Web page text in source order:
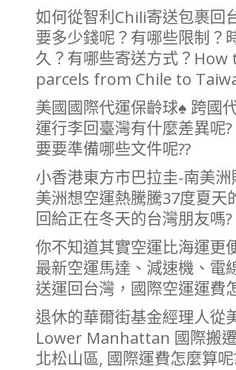
如何從智利Chili寄送包裹回
要多少錢呢？有哪些限制？
久？有哪些寄送方式？How
parcels from Chile to
美國國際代運保齡球♠ 跨國
運行李回臺灣有什麼差異呢
要要準備哪些文件呢??
小香港東方市巴拉圭-南美
美洲想空運熱騰騰37度夏天
回給正在冬天的台灣朋友嗎?
你不知道其實空運比海運更
最新空運馬達、減速機、電
送運回台灣，國際空運運費
退休的華爾街基金經理人從
Lower Manhattan 國際搬
北松山區, 國際運費怎麼算呢